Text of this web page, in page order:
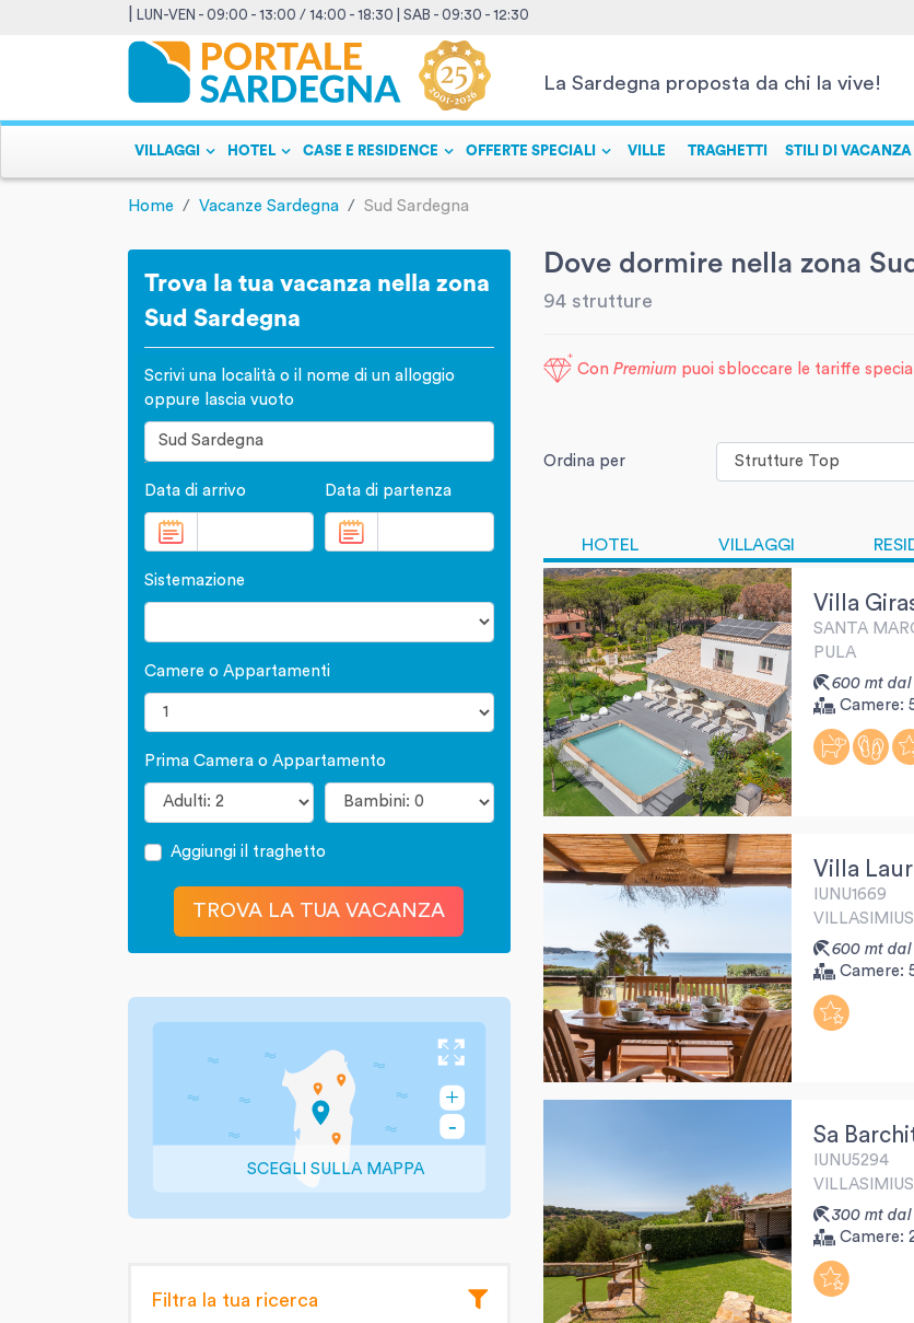
LUN-VEN - 09:00 - 13:00 / 14:00 - 18:30 | SAB - 09:30 - 12:30
La Sardegna proposta da chi la vive!
VILLAGGI HOTEL CASE E RESIDENCE OFFERTE SPECIALI VILLE TRAGHETTI STILI DI VACANZA
Home Vacanze Sardegna Sud Sardegna
Trova la tua vacanza nella zona
Sud Sardegna
Scrivi una località o il nome di un alloggio
oppure lascia vuoto
Data di arrivo Data di partenza
Sistemazione
Camere o Appartamenti
Prima Camera o Appartamento
Aggiungi il traghetto
TROVA LA TUA VACANZA
SCEGLI SULLA MAPPA
Filtra la tua ricerca
Dove dormire nella zona
94 strutture
Con Premium puoi sbloccare le tariffe
Ordina per
HOTEL VILLAGGI
Villa
SANTA
PULA
600 mt dal
Camere:
Villa
IUNU1669
VILLASIMIUS
600 mt dal
Camere:
Sa
IUNU5294
VILLASIMIUS
300 mt dal
Camere: